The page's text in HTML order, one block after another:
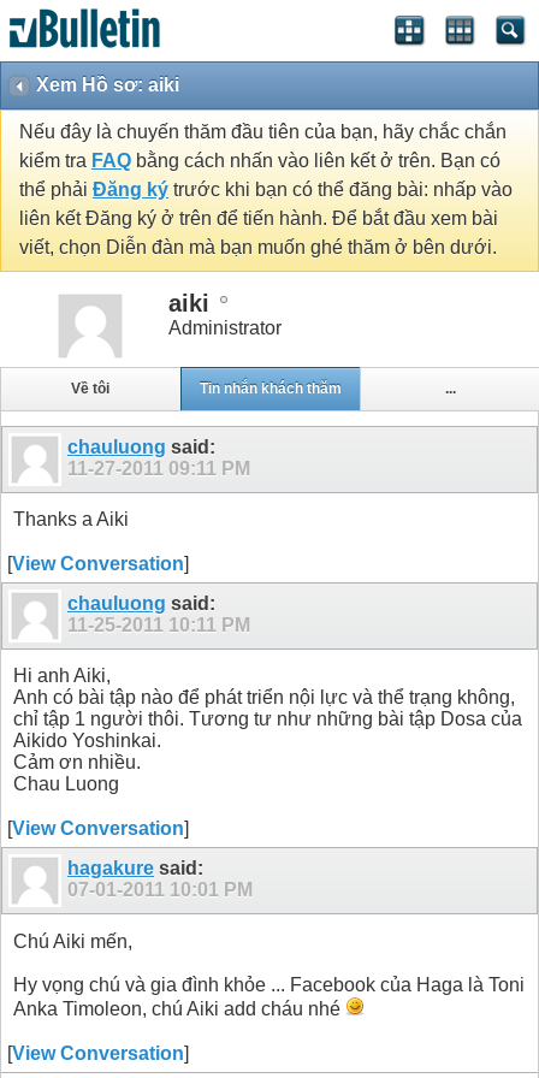
Xem Hồ sơ: aiki
Nếu đây là chuyến thăm đầu tiên của bạn, hãy chắc chắn
kiểm tra FAQ bằng cách nhấn vào liên kết ở trên. Bạn có
thể phải Đăng ký trước khi bạn có thể đăng bài: nhấp vào
liên kết Đăng ký ở trên để tiến hành. Để bắt đầu xem bài
viết, chọn Diễn đàn mà bạn muốn ghé thăm ở bên dưới.
aiki
Administrator
Về tôi Tin nhắn khách thăm ...
chauluong said:
11-27-2011 09:11 PM
Thanks a Aiki
[View Conversation]
chauluong said:
11-25-2011 10:11 PM
Hi anh Aiki,
Anh có bài tập nào để phát triển nội lực và thể trạng không,
chỉ tập 1 người thôi. Tương tư như những bài tập Dosa của
Aikido Yoshinkai.
Cảm ơn nhiều.
Chau Luong
[View Conversation]
hagakure said:
07-01-2011 10:01 PM
Chú Aiki mến,
Hy vọng chú và gia đình khỏe ... Facebook của Haga là Toni
Anka Timoleon, chú Aiki add cháu nhé
[View Conversation]